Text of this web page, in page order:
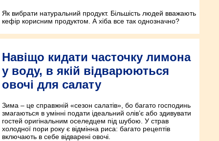
Як вибрати натуральний продукт. Більшість людей вважають
кефір корисним продуктом. А хіба все так однозначно?
Навіщо кидати часточку лимона
у воду, в якій відварюються
овочі для салату
Зима – це справжній «сезон салатів», бо багато господинь
змагаються в умінні подати ідеальний олів’є або здивувати
гостей оригінальним оселедцем під шубою. У страв
холодної пори року є відмінна риса: багато рецептів
включають в себе відварені овочі.